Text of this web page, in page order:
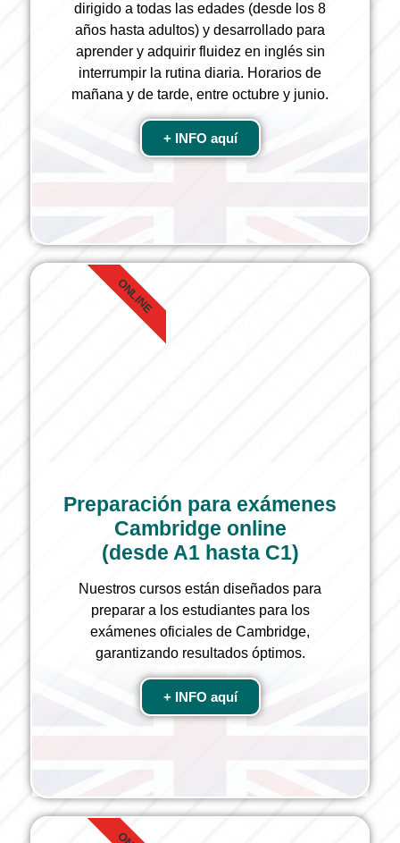
dirigido a todas las edades (desde los 8
años hasta adultos) y desarrollado para
aprender y adquirir fluidez en inglés sin
interrumpir la rutina diaria. Horarios de
mañana y de tarde, entre octubre y junio.
+ INFO aquí
Preparación para exámenes
Cambridge online
(desde A1 hasta C1)
Nuestros cursos están diseñados para
preparar a los estudiantes para los
exámenes oficiales de Cambridge,
garantizando resultados óptimos.
+ INFO aquí
ONLINE